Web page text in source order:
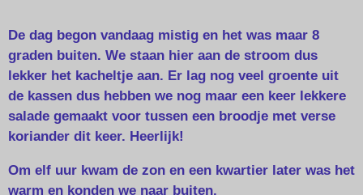
De dag begon vandaag mistig en het was maar 8
graden buiten. We staan hier aan de stroom dus
lekker het kacheltje aan. Er lag nog veel groente uit
de kassen dus hebben we nog maar een keer lekkere
salade gemaakt voor tussen een broodje met verse
koriander dit keer. Heerlijk!
Om elf uur kwam de zon en een kwartier later was het
warm en konden we naar buiten.